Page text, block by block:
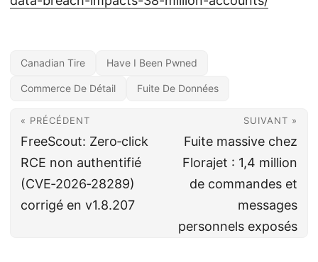
Canadian Tire Have I Been Pwned
Commerce De Détail Fuite De Données
« PRÉCÉDENT
FreeScout: Zero‑click
RCE non authentifié
(CVE‑2026‑28289)
corrigé en v1.8.207
SUIVANT »
Fuite massive chez
Florajet : 1,4 million
de commandes et
messages
personnels exposés